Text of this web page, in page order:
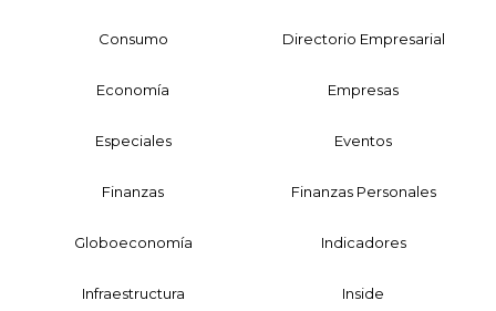
Consumo Directorio Empresarial
Economía Empresas
Especiales Eventos
Finanzas Finanzas Personales
Globoeconomía Indicadores
Infraestructura Inside